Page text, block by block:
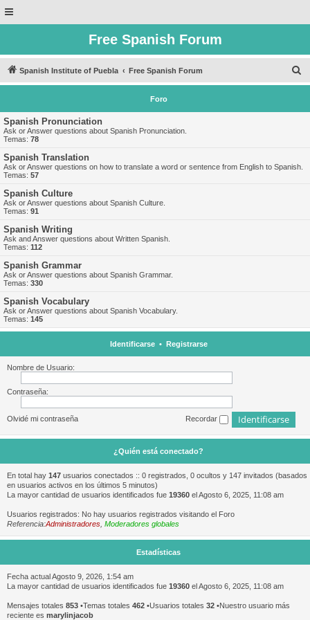
Free Spanish Forum
Spanish Institute of Puebla Free Spanish Forum
u
Foro
Spanish Pronunciation
Ask or Answer questions about Spanish Pronunciation.
Temas: 78
Spanish Translation
Ask or Answer questions on how to translate a word or sentence from English to Spanish.
Temas: 57
Spanish Culture
Ask or Answer questions about Spanish Culture.
Temas: 91
Spanish Writing
Ask and Answer questions about Written Spanish.
Temas: 112
Spanish Grammar
Ask or Answer questions about Spanish Grammar.
Temas: 330
Spanish Vocabulary
Ask or Answer questions about Spanish Vocabulary.
Temas: 145
Identificarse• Registrarse
Nombre de Usuario:
Contraseña:
Olvidé mi contraseña Recordar
¿Quién está conectado?
En total hay 147 usuarios conectados :: 0 registrados, 0 ocultos y 147 invitados (basados
en usuarios activos en los últimos 5 minutos)
La mayor cantidad de usuarios identificados fue 19360 el Agosto 6, 2025, 11:08 am
Usuarios registrados: No hay usuarios registrados visitando el Foro
Referencia:Administradores Moderadores globales
Estadísticas
Fecha actual Agosto 9, 2026, 1:54 am
La mayor cantidad de usuarios identificados fue 19360 el Agosto 6, 2025, 11:08 am
Mensajes totales 853 •Temas totales 462 •Usuarios totales 32 •Nuestro usuario más
reciente es marylinjacob